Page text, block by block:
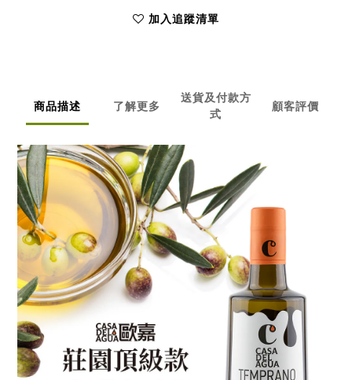
加入追蹤清單
商品描述 了解更多
送貨及付款方
式
顧客評價